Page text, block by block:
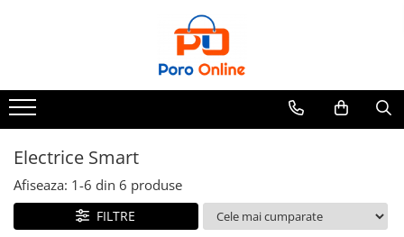
Al Absar
Parfum
Parfum Femei
Parfum Unisex
Electrice Smart
Afiseaza: 1-6 din 6 produse
FILTRE